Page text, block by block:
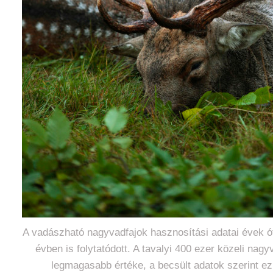
A vadászható nagyvadfajok hasznosítási adatai évek
évben is folytatódott. A tavalyi 400 ezer közeli
legmagasabb értéke, a becsült adatok szerint